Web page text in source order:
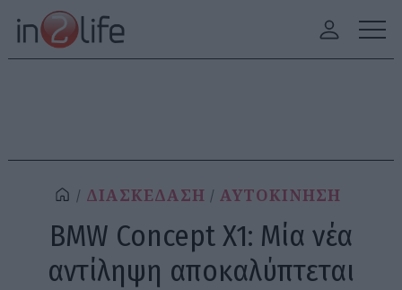
ΔΙΑΣΚΕΔΑΣΗ ΑΥΤΟΚΙΝΗΣΗ
BMW Concept X1: Μία νέα
αντίληψη αποκαλύπτεται